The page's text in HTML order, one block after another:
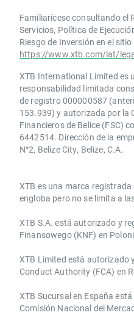
Familiarícese consultando el
Servicios, Política de
Riesgo de Inversión en el sitio
https://www.xtb.com/lat/
XTB International Limited es
responsabilidad limitada
de registro 000000587
153.939) y autorizada por la
Financieros de Belice (FSC)
6442514. Dirección de la
N°2, Belize City, Belize, C.A.
​​XTB es una marca registrada
engloba pero no se limita a
XTB S.A.​ está autorizado y
Finansowego (KNF) ​en
XTB Limited ​está autorizado
Conduct Authority ​(FCA) en
XTB Sucursal en España
Comisión Nacional del